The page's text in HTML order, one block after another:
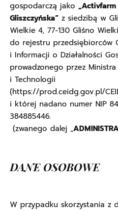
gospodarczą jako
Gliszczyńska” z siedzibą w
Wielkie 4, 77-130 Gliśno
do rejestru przedsiębiorców
i Informacji o Działalności
prowadzonego przez
i Technologii
(https://prod.ceidg.gov.pl/
i której nadano numer NIP
384885446.
(zwanego dalej „
DANE OSOBOWE
W przypadku skorzystania z